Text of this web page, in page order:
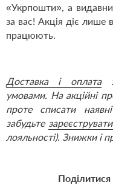
«Укрпошти», а
за вас! Акція діє лише
працюють.
Доставка і оплата
умовами. На акційні
проте списати
забудьте
лояльності). Знижки і